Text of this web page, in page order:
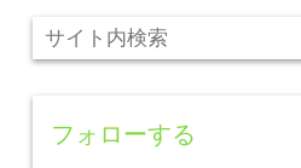
フォローする